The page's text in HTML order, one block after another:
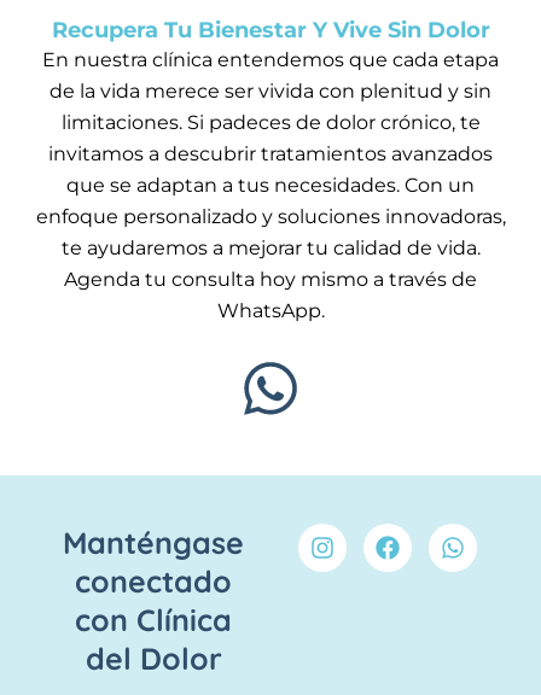
Recupera Tu Bienestar Y Vive Sin Dolor
En nuestra clínica entendemos que cada etapa
de la vida merece ser vivida con plenitud y sin
limitaciones. Si padeces de dolor crónico, te
invitamos a descubrir tratamientos avanzados
que se adaptan a tus necesidades. Con un
enfoque personalizado y soluciones innovadoras,
te ayudaremos a mejorar tu calidad de vida.
Agenda tu consulta hoy mismo a través de
WhatsApp.
Manténgase
conectado
con Clínica
del Dolor
I
n
s
F
a
c
W
h
a